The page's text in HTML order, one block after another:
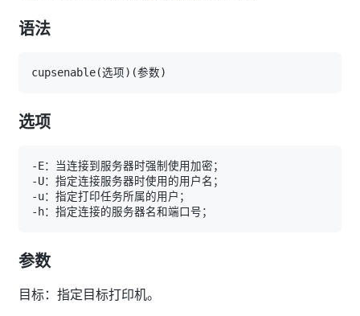
语法
cupsenable(选项) (参数)
选项
参数
目标：指定目标打印机。